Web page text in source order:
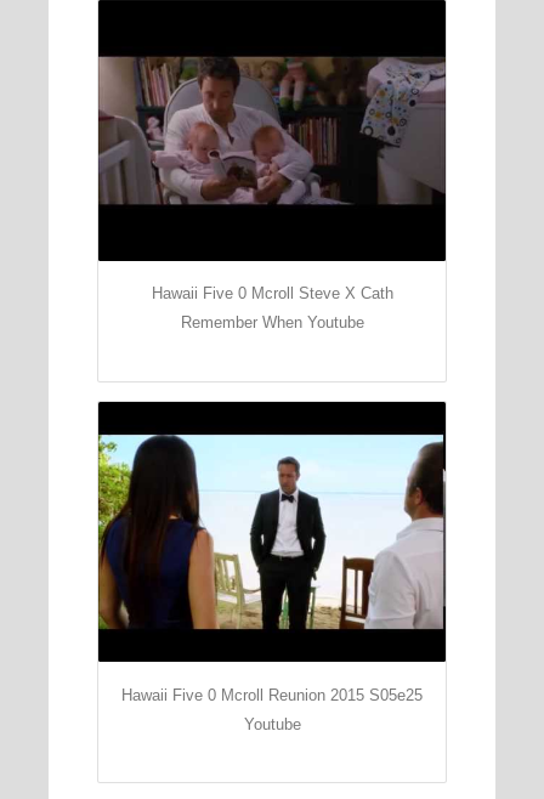
Hawaii Five 0 Mcroll Steve X Cath
Remember When Youtube
Hawaii Five 0 Mcroll Reunion 2015 S05e25
Youtube